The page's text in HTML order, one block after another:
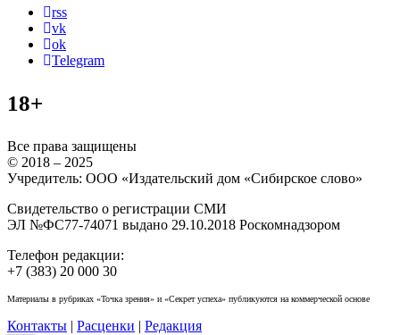
rss
vk
ok
Telegram
18+
Все права защищены
© 2018 – 2025
Учредитель: ООО «Издательский дом «Сибирское слово»
Свидетельство о регистрации СМИ
ЭЛ №ФС77-74071 выдано 29.10.2018 Роскомнадзором
Телефон редакции:
+7 (383) 20 000 30
Материалы в рубриках «Точка зрения» и «Секрет успеха» публикуются на коммерческой основе
Контакты | Расценки | Редакция